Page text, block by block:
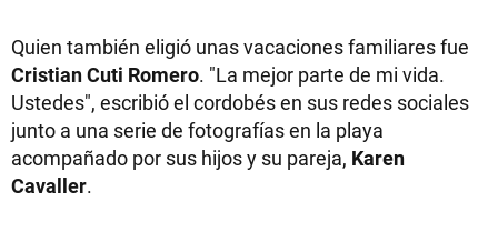
Quien también eligió unas vacaciones familiares fue
Cristian Cuti Romero. "La mejor parte de mi vida.
Ustedes", escribió el cordobés en sus redes sociales
junto a una serie de fotografías en la playa
acompañado por sus hijos y su pareja, Karen
Cavaller.